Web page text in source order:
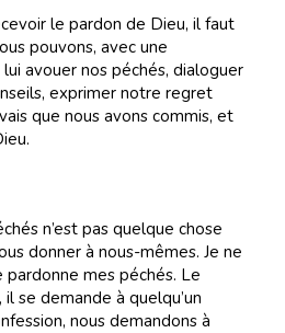
le pardon de Dieu, il faut
pouvons, avec une
avouer nos péchés, dialoguer
exprimer notre regret
que nous avons commis, et
n’est pas quelque chose
donner à nous-mêmes. Je ne
pardonne mes péchés. Le
se demande à quelqu’un
nous demandons à